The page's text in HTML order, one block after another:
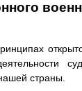
нашей